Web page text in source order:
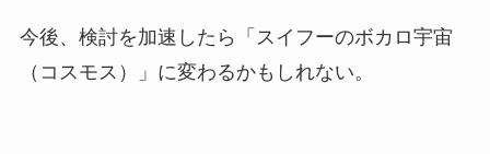
今後、検討を加速したら「スイフーのボカロ宇宙
（コスモス）」に変わるかもしれない。